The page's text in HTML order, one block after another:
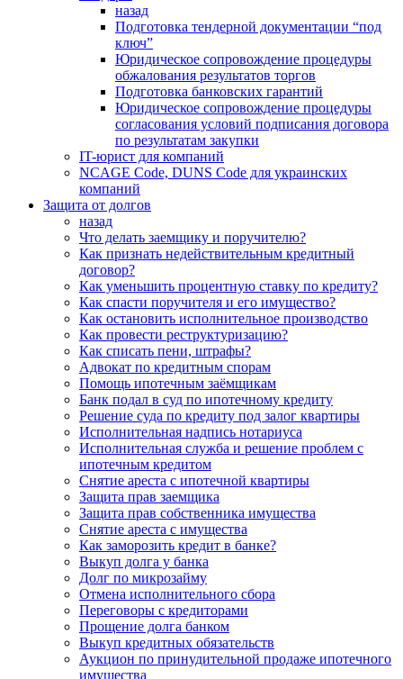
назад
Подготовка тендерной документации “под
ключ”
Юридическое сопровождение процедуры
обжалования результатов торгов
Подготовка банковских гарантий
Юридическое сопровождение процедуры
согласования условий подписания договора
по результатам закупки
IT-юрист для компаний
NCAGE Code, DUNS Code для украинских
компаний
Защита от долгов
назад
Что делать заемщику и поручителю?
Как признать недействительным кредитный
договор?
Как уменьшить процентную ставку по кредиту?
Как спасти поручителя и его имущество?
Как остановить исполнительное производство
Как провести реструктуризацию?
Как списать пени, штрафы?
Адвокат по кредитным спорам
Помощь ипотечным заёмщикам
Банк подал в суд по ипотечному кредиту
Решение суда по кредиту под залог квартиры
Исполнительная надпись нотариуса
Исполнительная служба и решение проблем с
ипотечным кредитом
Снятие ареста с ипотечной квартиры
Защита прав заемщика
Защита прав собственника имущества
Снятие ареста с имущества
Как заморозить кредит в банке?
Выкуп долга у банка
Долг по микрозайму
Отмена исполнительного сбора
Переговоры с кредиторами
Прощение долга банком
Выкуп кредитных обязательств
Аукцион по принудительной продаже ипотечного
имущества